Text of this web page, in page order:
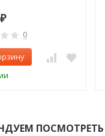
₽
0
ПОСМОТРЕТЬ